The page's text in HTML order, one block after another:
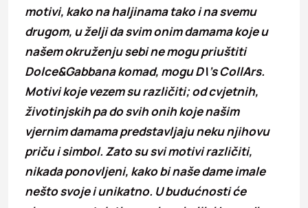
motivi, kako na haljinama tako i na svemu
drugom, u želji da svim onim damama koje u
našem okruženju sebi ne mogu priuštiti
Dolce&Gabbana komad, mogu D\’s CollArs.
Motivi koje vezem su različiti; od cvjetnih,
životinjskih pa do svih onih koje našim
vjernim damama predstavljaju neku njihovu
priču i simbol. Zato su svi motivi različiti,
nikada ponovljeni, kako bi naše dame imale
nešto svoje i unikatno. U budućnosti će